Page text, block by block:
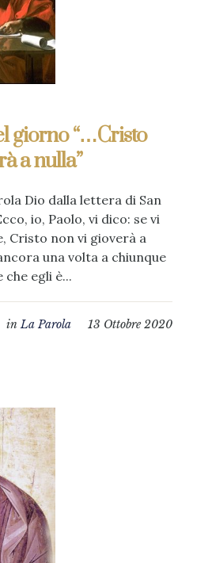
giorno “…Cristo
a nulla”
Dio dalla lettera di San
io, Paolo, vi dico: se vi
Cristo non vi gioverà a
una volta a chiunque
egli è...
13 Ottobre 2020
inLa Parola